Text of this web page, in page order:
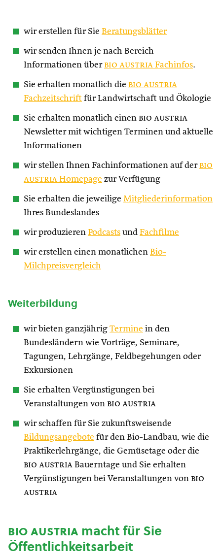
wir erstellen für Sie Beratungsblätter
wir senden Ihnen je nach Bereich
Informationen über bio austria Fachinfos.
Sie erhalten monatlich die bio austria
Fachzeitschrift für Landwirtschaft und Ökologie
Sie erhalten monatlich einen bio austria
Newsletter mit wichtigen Terminen und aktuelle
Informationen
wir stellen Ihnen Fachinformationen auf der bio
austria Homepage zur Verfügung
Sie erhalten die jeweilige Mitgliederinformation
Ihres Bundeslandes
wir produzieren Podcasts und Fachfilme
wir erstellen einen monatlichen Bio-
Milchpreisvergleich
Weiterbildung
wir bieten ganzjährig Termine in den
Bundesländern wie Vorträge, Seminare,
Tagungen, Lehrgänge, Feldbegehungen oder
Exkursionen
Sie erhalten Vergünstigungen bei
Veranstaltungen von bio austria
wir schaffen für Sie zukunftsweisende
Bildungsangebote für den Bio-Landbau, wie die
Praktikerlehrgänge, die Gemüsetage oder die
bio austria Bauerntage und Sie erhalten
Vergünstigungen bei Veranstaltungen von bio
austria
bio austriamacht für Sie
Öffentlichkeitsarbeit